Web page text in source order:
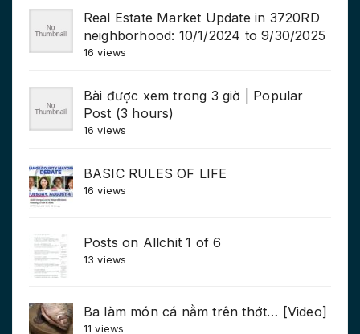
Real Estate Market Update in 3720RD
neighborhood: 10/1/2024 to 9/30/2025
16 views
Bài được xem trong 3 giờ | Popular
Post (3 hours)
16 views
BASIC RULES OF LIFE
16 views
Posts on Allchit 1 of 6
13 views
Ba làm món cá nằm trên thớt… [Video]
11 views